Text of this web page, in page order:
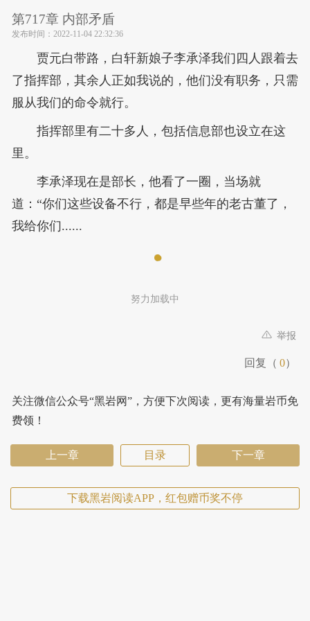
第717章 内部矛盾
发布时间： 2022-11-04 22:32:36
贾元白带路，白轩新娘子李承泽我们四人跟着去
了指挥部，其余人正如我说的，他们没有职务，只需
服从我们的命令就行。
指挥部里有二十多人，包括信息部也设立在这
里。
李承泽现在是部长，他看了一圈，当场就
道：“你们这些设备不行，都是早些年的老古董了，
我给你们......
努力加载中
举报
回复（ 0）
关注微信公众号“黑岩网”，方便下次阅读，更有海量岩币免
费领！
上一章 目录 下一章
下载黑岩阅读APP，红包赠币奖不停